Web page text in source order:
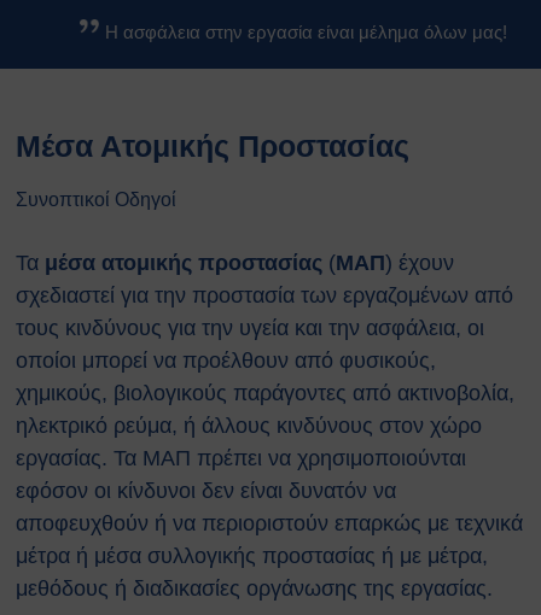
Βασικοί Κανόνες Ασφαλείας
«Δ»
Κανονισμός Χημικών
Εργαστηρίων
Κανονισμός Ακτινοπροστασίας
Κανονισμός Αθλητικών
Εγκαταστάσεων
Διαδικασίες Ασφαλείας
Σχέδια Έκτακτης Ανάγκης
Σχέδιο Εκκένωσης του
κέντρου ΕΚΕΦΕ
“Δημόκριτος”
Σχέδιο Εκκένωσης
Κτιρίων
Συνοπτικοί Οδηγοί ΥΑΕ
Ακτινοβολία
Η ασφάλεια στην εργασία είναι μέλημα όλων μας!
Μέσα Ατομικής Προστασίας
Συνοπτικοί Οδηγοί
Τα μέσα ατομικής προστασίας (ΜΑΠ) έχουν
σχεδιαστεί για την προστασία των εργαζομένων από
τους κινδύνους για την υγεία και την ασφάλεια, οι
οποίοι μπορεί να προέλθουν από φυσικούς,
χημικούς, βιολογικούς παράγοντες από ακτινοβολία,
ηλεκτρικό ρεύμα, ή άλλους κινδύνους στον χώρο
εργασίας. Τα ΜΑΠ πρέπει να χρησιμοποιούνται
εφόσον οι κίνδυνοι δεν είναι δυνατόν να
αποφευχθούν ή να περιοριστούν επαρκώς με τεχνικά
μέτρα ή μέσα συλλογικής προστασίας ή με μέτρα,
μεθόδους ή διαδικασίες οργάνωσης της εργασίας.